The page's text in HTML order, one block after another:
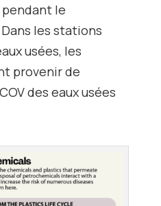
pendant le
les stations
usées, les
provenir de
des eaux usées